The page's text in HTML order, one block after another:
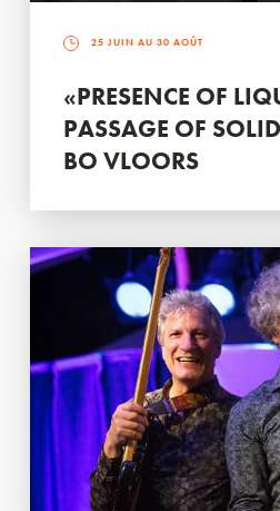
25 JUIN AU 30 AOÛT
«PRESENCE OF
PASSAGE OF
BO VLOORS